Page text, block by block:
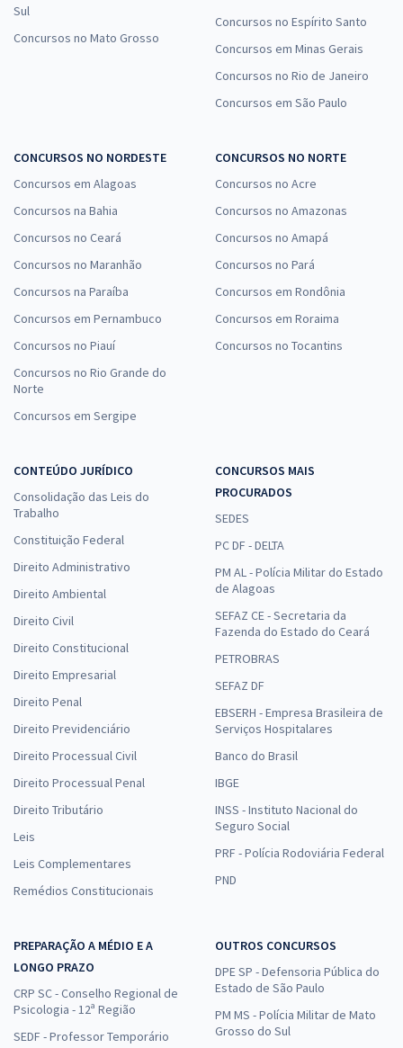
Sul
Concursos no Mato Grosso
Concursos no Espírito Santo
Concursos em Minas Gerais
Concursos no Rio de Janeiro
Concursos em São Paulo
CONCURSOS NO NORDESTE
Concursos em Alagoas
Concursos na Bahia
Concursos no Ceará
Concursos no Maranhão
Concursos na Paraíba
Concursos em Pernambuco
Concursos no Piauí
Concursos no Rio Grande do
Norte
Concursos em Sergipe
CONCURSOS NO NORTE
Concursos no Acre
Concursos no Amazonas
Concursos no Amapá
Concursos no Pará
Concursos em Rondônia
Concursos em Roraima
Concursos no Tocantins
CONTEÚDO JURÍDICO
Consolidação das Leis do
Trabalho
Constituição Federal
Direito Administrativo
Direito Ambiental
Direito Civil
Direito Constitucional
Direito Empresarial
Direito Penal
Direito Previdenciário
Direito Processual Civil
Direito Processual Penal
Direito Tributário
Leis
Leis Complementares
Remédios Constitucionais
CONCURSOS MAIS
PROCURADOS
SEDES
PC DF - DELTA
PM AL - Polícia Militar do Estado
de Alagoas
SEFAZ CE - Secretaria da
Fazenda do Estado do Ceará
PETROBRAS
SEFAZ DF
EBSERH - Empresa Brasileira de
Serviços Hospitalares
Banco do Brasil
IBGE
INSS - Instituto Nacional do
Seguro Social
PRF - Polícia Rodoviária Federal
PND
PREPARAÇÃO A MÉDIO E A
LONGO PRAZO
CRP SC - Conselho Regional de
Psicologia - 12ª Região
SEDF - Professor Temporário
OUTROS CONCURSOS
DPE SP - Defensoria Pública do
Estado de São Paulo
PM MS - Polícia Militar de Mato
Grosso do Sul